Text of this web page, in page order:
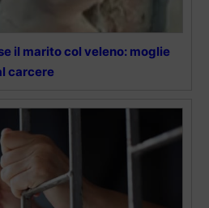
il marito col veleno: moglie
carcere